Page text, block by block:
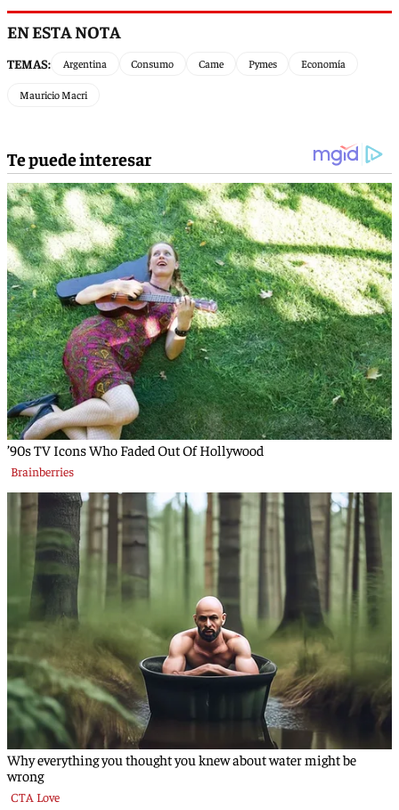
EN ESTA NOTA
TEMAS: Argentina Consumo Came Pymes Economía
Mauricio Macri